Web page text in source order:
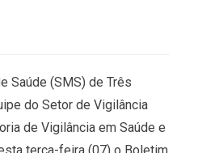
Saúde (SMS) de Três
do Setor de Vigilância
de Vigilância em Saúde e